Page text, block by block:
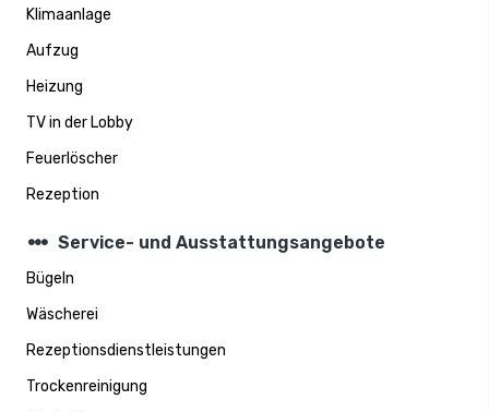
Klimaanlage
Aufzug
Heizung
TV in der Lobby
Feuerlöscher
Rezeption
steppers Service- und Ausstattungsangebote
Bügeln
Wäscherei
Rezeptionsdienstleistungen
Trockenreinigung